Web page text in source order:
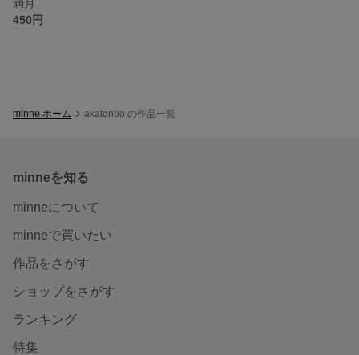
満月
450円
minne ホーム akatonbo の作品一覧
minneを知る
minneについて
minneで買いたい
作品をさがす
ショップをさがす
ランキング
特集